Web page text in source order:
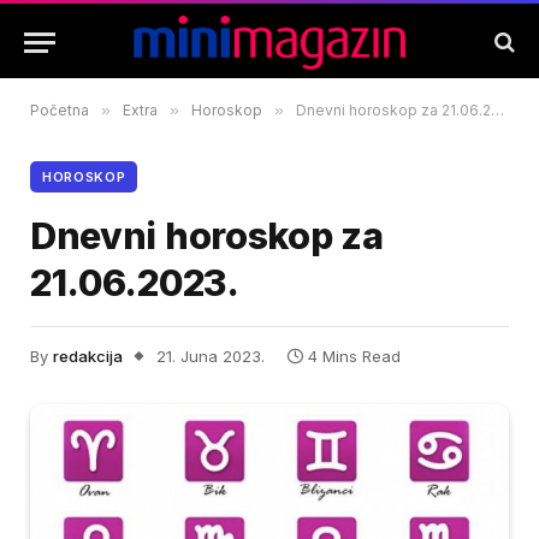
Početna » Extra » Horoskop » Dnevni horoskop za 21.06.2023.
HOROSKOP
Dnevni horoskop za
21.06.2023.
By redakcija 21. Juna 2023. 4 Mins Read